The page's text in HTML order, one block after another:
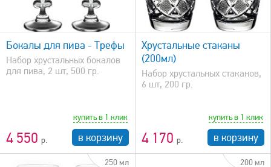
Бокалы для пива - Трефы
Набор хрустальных бокалов
для пива, 2 шт, 500 гр.
4 550
купить в 1 клик
в корзину
быстрый просмотр
Хрустальные стаканы
(200мл)
Набор хрустальных стаканов,
6 шт, 200 гр.
4 170
купить в 1 клик
в корзину
250 мл 200 мл